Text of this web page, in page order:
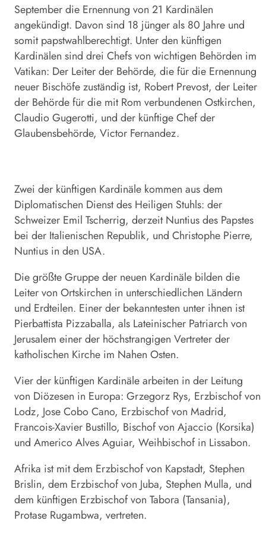
September die Ernennung von 21 Kardinälen
angekündigt. Davon sind 18 jünger als 80 Jahre und
somit papstwahlberechtigt. Unter den künftigen
Kardinälen sind drei Chefs von wichtigen Behörden im
Vatikan: Der Leiter der Behörde, die für die Ernennung
neuer Bischöfe zuständig ist, Robert Prevost, der Leiter
der Behörde für die mit Rom verbundenen Ostkirchen,
Claudio Gugerotti, und der künftige Chef der
Glaubensbehörde, Victor Fernandez.
Zwei der künftigen Kardinäle kommen aus dem
Diplomatischen Dienst des Heiligen Stuhls: der
Schweizer Emil Tscherrig, derzeit Nuntius des Papstes
bei der Italienischen Republik, und Christophe Pierre,
Nuntius in den USA.
Die größte Gruppe der neuen Kardinäle bilden die
Leiter von Ortskirchen in unterschiedlichen Ländern
und Erdteilen. Einer der bekanntesten unter ihnen ist
Pierbattista Pizzaballa, als Lateinischer Patriarch von
Jerusalem einer der höchstrangigen Vertreter der
katholischen Kirche im Nahen Osten.
Vier der künftigen Kardinäle arbeiten in der Leitung
von Diözesen in Europa: Grzegorz Rys, Erzbischof von
Lodz, Jose Cobo Cano, Erzbischof von Madrid,
Francois-Xavier Bustillo, Bischof von Ajaccio (Korsika)
und Americo Alves Aguiar, Weihbischof in Lissabon.
Afrika ist mit dem Erzbischof von Kapstadt, Stephen
Brislin, dem Erzbischof von Juba, Stephen Mulla, und
dem künftigen Erzbischof von Tabora (Tansania),
Protase Rugambwa, vertreten.